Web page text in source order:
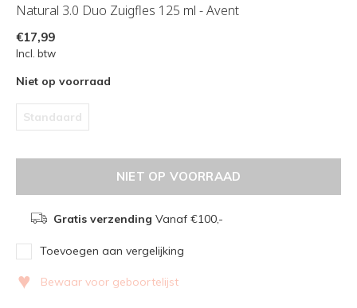
Natural 3.0 Duo Zuigfles 125 ml - Avent
€17,99
Incl. btw
Niet op voorraad
Standaard
NIET OP VOORRAAD
Gratis verzending Vanaf €100,-
Toevoegen aan vergelijking
♥ Bewaar voor geboortelijst